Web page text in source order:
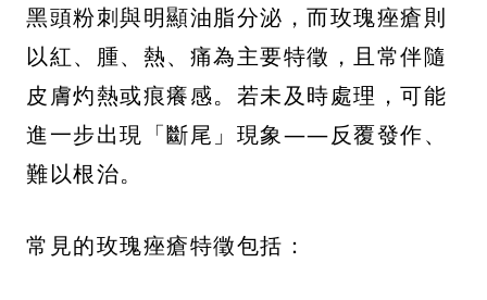
黑頭粉刺與明顯油脂分泌，而玫瑰痤瘡則
以紅、腫、熱、痛為主要特徵，且常伴隨
皮膚灼熱或痕癢感。若未及時處理，可能
進一步出現「斷尾」現象——反覆發作、
難以根治。
常見的玫瑰痤瘡特徵包括：